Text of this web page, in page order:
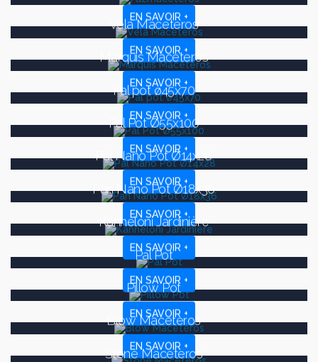
EN SAVOIR +
EN SAVOIR +
Vela Maceteros
EN SAVOIR +
Marquis Maceteros
EN SAVOIR +
Pal pot ø45x70
EN SAVOIR +
Pal Pot Ø55x100
EN SAVOIR +
Pal Nano Pot Ø14x28
EN SAVOIR +
Pan Nano Pot Ø18x36
EN SAVOIR +
Kanneloni Jardinière
EN SAVOIR +
Pal Pot
EN SAVOIR +
Pillow Pot
EN SAVOIR +
Blow Maceteros
Stone Maceteros